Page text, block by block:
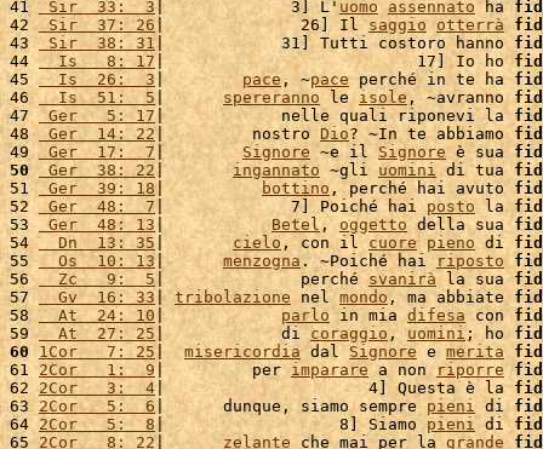
41 Sir  33:  3|             3] L' uomo assennato ha
42 Sir  37: 26 |              26] Il saggio otterrà
43 Sir  38: 31 |            31] Tutti costoro hanno
44
  Is   8: 17
|                          17] Io ho
45
  Is  26:  3
| pace , ~pace perché in te ha
46
  Is  51:  5
| spereranno le isole, ~avranno
47 Ger   5: 17|            nelle quali riponevi la
48 Ger  14: 22|         nostro Dio? ~In te abbiamo
49 Ger  17:  7 | Signore ~e il Signore è sua
50
Ger  38: 22 | ingannato ~gli uomini di tua
51 Ger  39: 18 | bottino , perché hai avuto
52 Ger  48:  7|             7] Poiché hai posto la
53 Ger  48: 13 | Betel , oggetto della sua
54
  Dn  13: 35
| cielo , con il cuore pieno di
55
  Os  10: 13
| menzogna . ~Poiché hai riposto
56
  Zc   9:  5
|              perché svanirà la sua
57
  Gv  16: 33
| tribolazione nel mondo, ma abbiate
58
  At  24: 10
| parlo in mia difesa con
59
  At  27: 25
|            di coraggio , uomini; ho
60
1Cor   7: 25 | misericordia dal Signore e merita
61 2Cor   1:  9 |         per imparare a non riporre
62 2Cor   3:  4 |                     4] Questa è la
63 2Cor   5:  6 |      dunque, siamo sempre pieni di
64 2Cor   5:  8|                  8] Siamo pieni di
65 2Cor   8: 22| zelante che mai per la grande